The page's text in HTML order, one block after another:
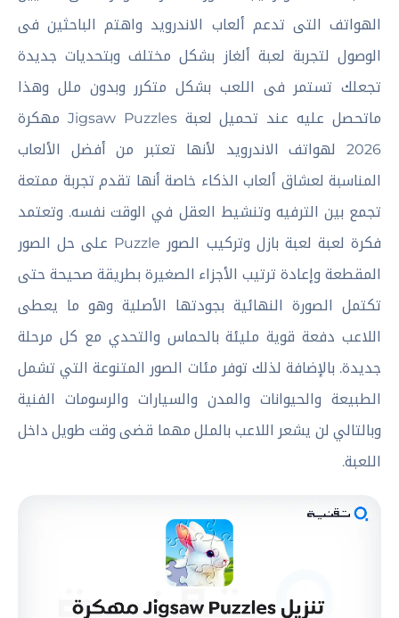
الهواتف التى تدعم ألعاب الاندرويد واهتم الباحثين فى
الوصول لتجربة لعبة ألغاز بشكل مختلف وبتحديات جديدة
تجعلك تستمر فى اللعب بشكل متكرر وبدون ملل وهذا
ماتحصل عليه عند تحميل لعبة Jigsaw Puzzles مهكرة
2026 لهواتف الاندرويد لأنها تعتبر من أفضل الألعاب
المناسبة لعشاق ألعاب الذكاء خاصة أنها تقدم تجربة ممتعة
تجمع بين الترفيه وتنشيط العقل في الوقت نفسه. وتعتمد
فكرة لعبة لعبة بازل وتركيب الصور Puzzle على حل الصور
المقطعة وإعادة ترتيب الأجزاء الصغيرة بطريقة صحيحة حتى
تكتمل الصورة النهائية بجودتها الأصلية وهو ما يعطى
اللاعب دفعة قوية مليئة بالحماس والتحدي مع كل مرحلة
جديدة. بالإضافة لذلك توفر مئات الصور المتنوعة التي تشمل
الطبيعة والحيوانات والمدن والسيارات والرسومات الفنية
وبالتالي لن يشعر اللاعب بالملل مهما قضى وقت طويل داخل
اللعبة.